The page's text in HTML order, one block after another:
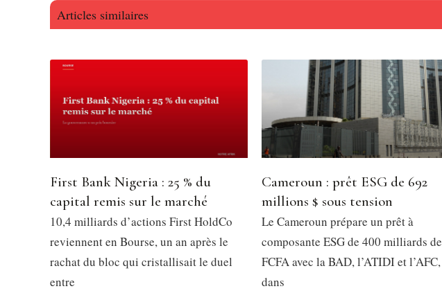
Articles similaires
First Bank Nigeria : 25 % du
capital remis sur le marché
10,4 milliards d’actions First HoldCo
reviennent en Bourse, un an après le
rachat du bloc qui cristallisait le duel
entre
Cameroun : prêt ESG de 692
millions $ sous tension
Le Cameroun prépare un prêt à
composante ESG de 400 milliards de
FCFA avec la BAD, l’ATIDI et l’AFC,
dans